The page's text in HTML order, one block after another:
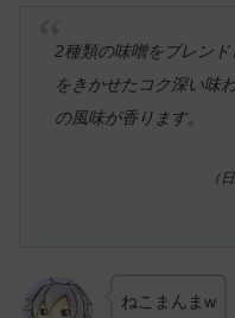
2種類の味噌をブレン
をきかせたコク深い味
の風味が香ります。
（
ねこまんまw